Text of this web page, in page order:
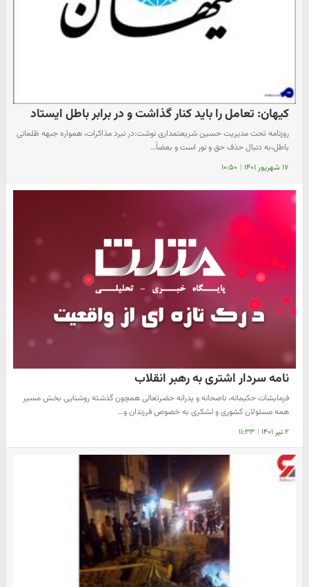
کیهان: تعامل را باید کنار گذاشت و در برابر باطل ایستاد
روزنامه تحت مدیریت حسین شریعتمداری نوشت:در نبرد مذاکرات، همواره جبهه ظلمانی
باطل،به دنبال حذف حق و نور است و بعضاً…
۱۷ شهریور ۱۴۰۱ | ۱۰:۵۰
نامه سردار اشتری به رهبر انقلاب
فرمایشات حکیمانه، ناصحانه و پدرانه حضرتعالی همچون گذشته روشنایی بخش مسیر
همه مسئولان کشوری و لشکری به خصوص فرزندان و…
۲ تیر ۱۴۰۱ | ۱۱:۳۳